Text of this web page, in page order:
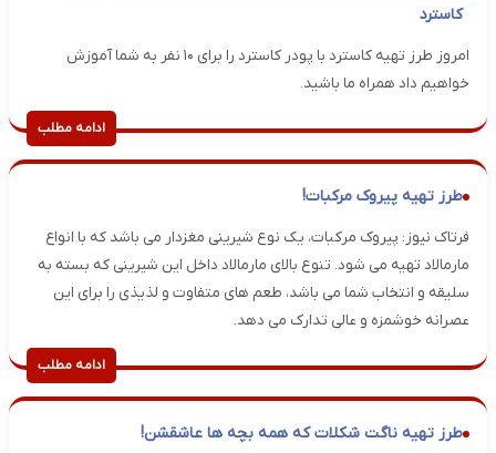
کاسترد
امروز طرز تهیه کاسترد با پودر کاسترد را برای ۱۰ نفر به شما آموزش
خواهیم داد همراه ما باشید.
ادامه مطلب
طرز تهیه پیروک مرکبات!
فرتاک نیوز: پیروک مرکبات، یک نوع شیرینی مغزدار می باشد که با انواع
مارمالاد تهیه می شود. تنوع بالای مارمالاد داخل این شیرینی که بسته به
سلیقه و انتخاب شما می باشد، طعم های متفاوت و لذیذی را برای این
عصرانه خوشمزه و عالی تدارک می دهد.
ادامه مطلب
طرز تهیه ناگت شکلات که همه بچه ها عاشقشن!